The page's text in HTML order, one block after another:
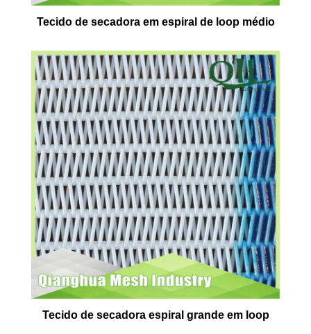
Tecido de secadora em espiral de loop médio
Tecido de secadora espiral grande em loop